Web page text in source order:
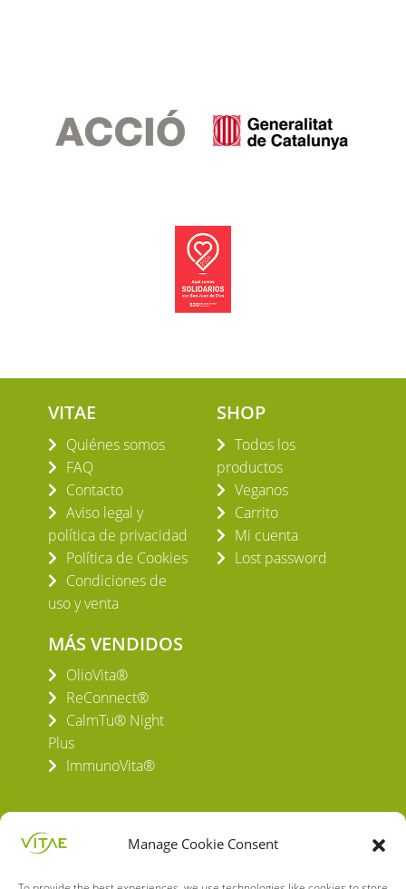
Manage Cookie Consent
VITAE
Quiénes somos
FAQ
Contacto
Aviso legal y
política de privacidad
Política de Cookies
Condiciones de
uso y venta
SHOP
Todos los
productos
Veganos
Carrito
Mi cuenta
Lost password
MÁS VENDIDOS
OlioVita®
ReConnect®
CalmTu® Night
Plus
ImmunoVita®